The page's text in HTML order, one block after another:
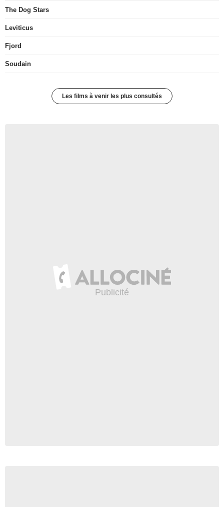
The Dog Stars
Leviticus
Fjord
Soudain
Les films à venir les plus consultés